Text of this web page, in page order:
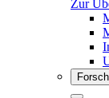
Zur